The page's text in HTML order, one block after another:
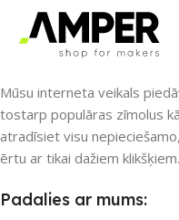
PIEEJAMS UZREIZ
SKAITS
1
Mūsu interneta veikals
tostarp populāras zīmolus
atradīsiet visu
ērtu ar tikai dažiem klikšķiem.
Padalies ar mums: